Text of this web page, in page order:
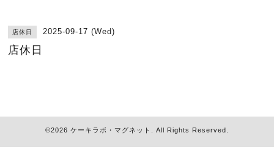
店休日 2025-09-17 (Wed)
店休日
©2026 ケーキラボ・マグネット . All Rights Reserved.